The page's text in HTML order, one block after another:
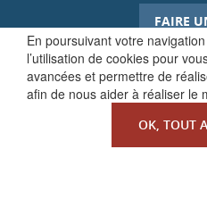
En poursuivant votre
l’utilisation de cookies pour
avancées et permettre de
afin de nous aider à réaliser le
OK, TOUT
FAIRE